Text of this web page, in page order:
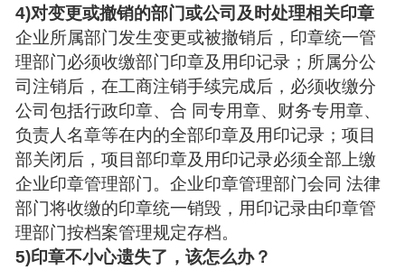
4)对变更或撤销的部门或公司及时处理相关印章
企业所属部门发生变更或被撤销后，印章统一管
理部门必须收缴部门印章及用印记录；所属分公
司注销后，在工商注销手续完成后，必须收缴分
公司包括行政印章、合 同专用章、财务专用章、
负责人名章等在内的全部印章及用印记录；项目
部关闭后，项目部印章及用印记录必须全部上缴
企业印章管理部门。企业印章管理部门会同 法律
部门将收缴的印章统一销毁，用印记录由印章管
理部门按档案管理规定存档。
5)印章不小心遗失了，该怎么办？